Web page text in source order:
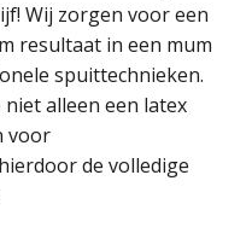
Wij zorgen voor een
resultaat in een mum
spuittechnieken.
alleen een latex
voor
de volledige